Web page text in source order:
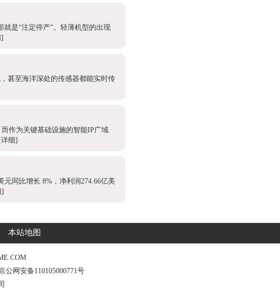
是“注定停产”。轻薄机型的出现
甚至海洋深处的传感器都能实时传
作为关键基础设施的智能IP广域
[详细]
元同比增长 8%，净利润274.66亿美
]
本站地图
公网安备110105000771号